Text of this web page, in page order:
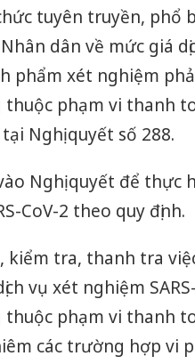
tuyên truyền, phổ
dân về mức giá
phẩm xét nghiệm
phạm vi thanh
Nghị quyết số 288.
Nghị quyết để thực
CoV-2 theo quy định.
kiểm tra, thanh tra
vụ xét nghiệm
phạm vi thanh
các trường hợp vi